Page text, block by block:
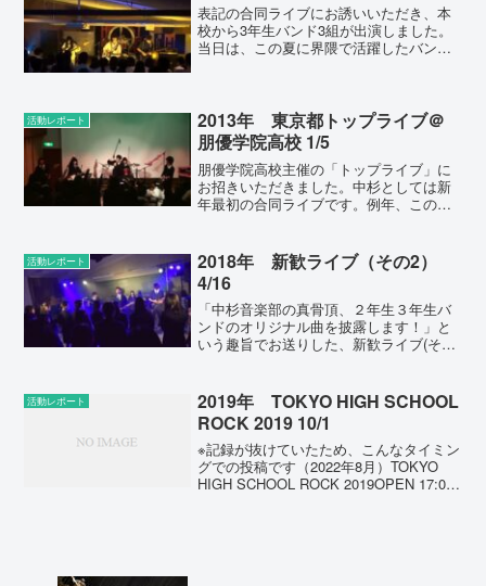
表記の合同ライブにお誘いいただき、本
校から3年生バンド3組が出演しました。
当日は、この夏に界隈で活躍したバンド
出るバンドでカバー...
活動レポート
2013年 東京都トップライブ＠
朋優学院高校 1/5
朋優学院高校主催の「トップライブ」に
お招きいただきました。中杉としては新
年最初の合同ライブです。例年、この名
リ受賞校」ということで、他校よりも1バ
ンド多く出演することに...
活動レポート
2018年 新歓ライブ（その2）
4/16
「中杉音楽部の真骨頂、２年生３年生バ
ンドのオリジナル曲を披露します！」と
いう趣旨でお送りした、新歓ライブ(その
ばかりのこのライブ、どのように受け止
められたのでしょう？...
活動レポート
2019年 TOKYO HIGH SCHOOL
ROCK 2019 10/1
※記録が抜けていたため、こんなタイミン
グでの投稿です（2022年8月）TOKYO
HIGH SCHOOL ROCK 2019OPEN 17:00